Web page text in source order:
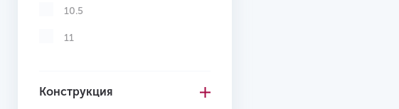
10.5
11
Конструкция